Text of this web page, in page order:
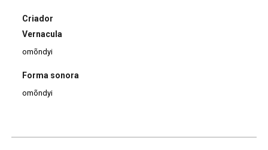
Criador
Vernacula
omõndyi
Forma sonora
omõndyi